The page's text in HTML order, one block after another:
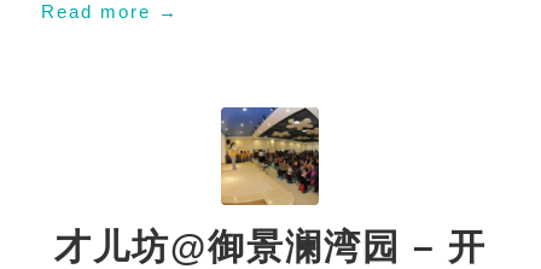
Read more →
才儿坊@御景澜湾园 – 开